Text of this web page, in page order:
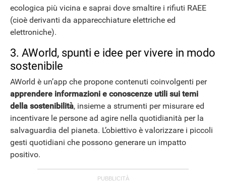
ecologica più vicina e saprai dove smaltire i rifiuti RAEE
(cioè derivanti da apparecchiature elettriche ed
elettroniche).
3. AWorld, spunti e idee per vivere in modo
sostenibile
AWorld è un’app che propone contenuti coinvolgenti per
apprendere informazioni e conoscenze utili sui temi
della sostenibilità, insieme a strumenti per misurare ed
incentivare le persone ad agire nella quotidianità per la
salvaguardia del pianeta. L’obiettivo è valorizzare i piccoli
gesti quotidiani che possono generare un impatto
positivo.